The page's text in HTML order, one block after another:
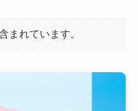
まれています。